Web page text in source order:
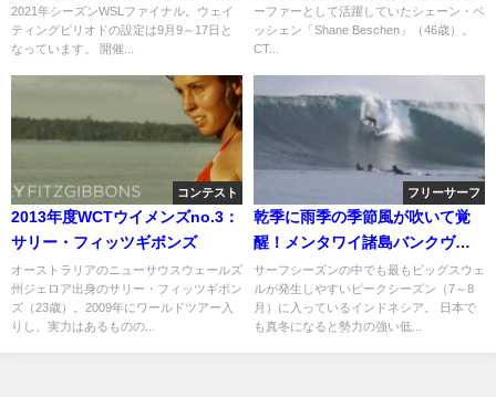
2021年シーズンWSLファイナル。ウェイ
ティングピリオドの設定は9月9～17日と
なっています。 開催...
ーファーとして活躍していたシェーン・ベ
ッシェン「Shane Beschen」（46歳）。
CT...
コンテスト
2013年度WCTウイメンズno.3：
サリー・フィッツギボンズ
オーストラリアのニューサウスウェールズ
州ジェロア出身のサリー・フィッツギボン
ズ（23歳）。2009年にワールドツアー入
りし、実力はあるものの...
フリーサーフ
乾季に雨季の季節風が吹いて覚
醒！メンタワイ諸島バンクヴォ
ルツのフリーサーフ動画
サーフシーズンの中でも最もビッグスウェ
ルが発生しやすいピークシーズン（7～8
月）に入っているインドネシア。 日本で
も真冬になると勢力の強い低...